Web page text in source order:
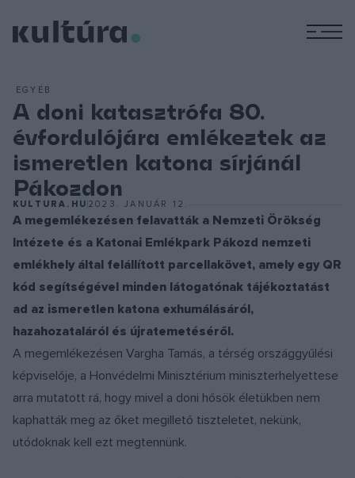
EGYÉB
A doni katasztrófa 80.
évfordulójára emlékeztek az
ismeretlen katona sírjánál
Pákozdon
KULTURA.HU 2023. JANUÁR 12.
A megemlékezésen felavatták a Nemzeti Örökség
Intézete és a Katonai Emlékpark Pákozd nemzeti
emlékhely által felállított parcellakövet, amely egy QR
kód segítségével minden látogatónak tájékoztatást
ad az ismeretlen katona exhumálásáról,
hazahozataláról és újratemetéséről.
A megemlékezésen Vargha Tamás, a térség országgyűlési
képviselője, a Honvédelmi Minisztérium miniszterhelyettese
arra mutatott rá, hogy mivel a doni hősök életükben nem
kaphatták meg az őket megillető tiszteletet, nekünk,
utódoknak kell ezt megtennünk.